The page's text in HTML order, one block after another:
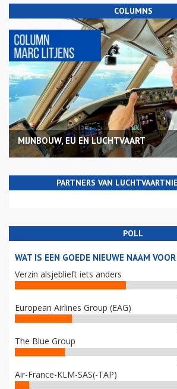
COLUMNS
MIJNBOUW, EU EN LUCHTVAART
PARTNERS VAN
POLL
WAT IS EEN GOEDE NIEUWE NAAM
Verzin alsjeblieft iets anders
European Airlines Group (EAG)
The Blue Group
Air-France-KLM-SAS(-TAP)